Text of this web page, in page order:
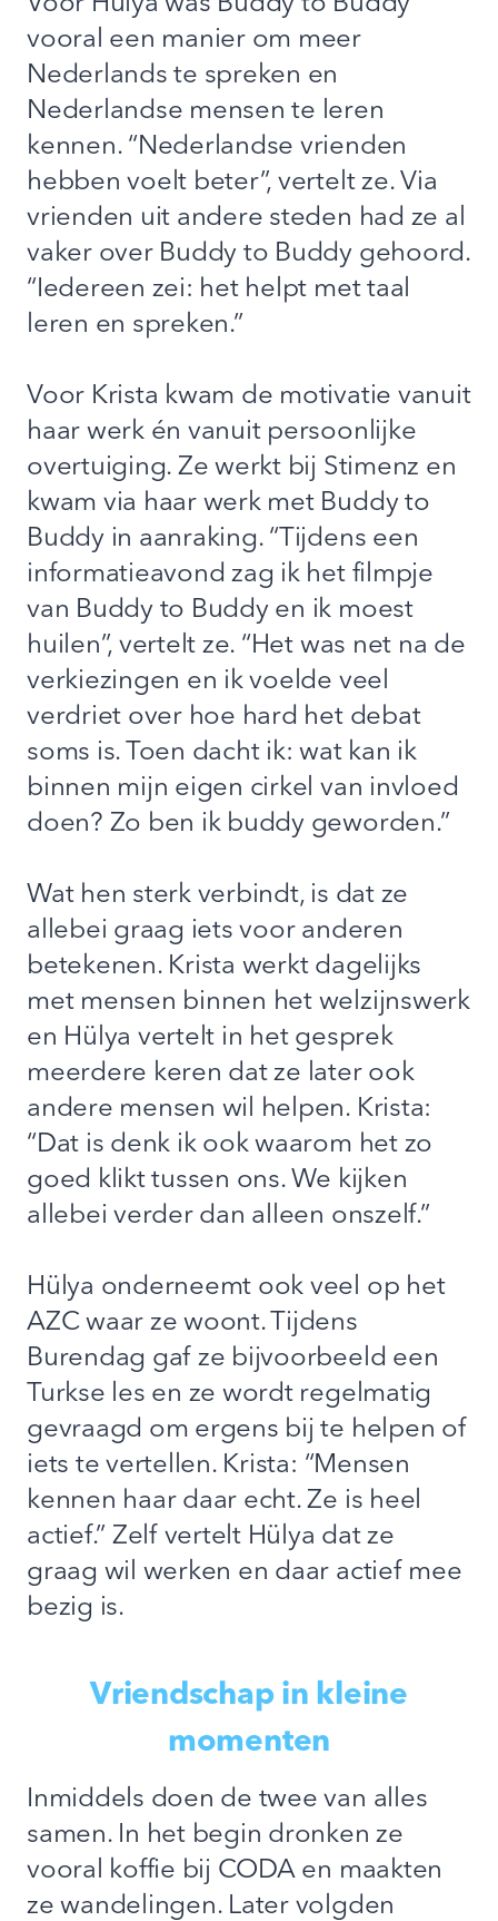
vooral een manier om meer
Nederlands te spreken en
Nederlandse mensen te leren
kennen. “Nederlandse vrienden
hebben voelt beter”, vertelt ze. Via
vrienden uit andere steden had ze al
vaker over Buddy to Buddy gehoord.
“Iedereen zei: het helpt met taal
leren en spreken.”
Voor Krista kwam de motivatie vanuit
haar werk én vanuit persoonlijke
overtuiging. Ze werkt bij Stimenz en
kwam via haar werk met Buddy to
Buddy in aanraking. “Tijdens een
informatieavond zag ik het filmpje
van Buddy to Buddy en ik moest
huilen”, vertelt ze. “Het was net na de
verkiezingen en ik voelde veel
verdriet over hoe hard het debat
soms is. Toen dacht ik: wat kan ik
binnen mijn eigen cirkel van invloed
doen? Zo ben ik buddy geworden.”
Wat hen sterk verbindt, is dat ze
allebei graag iets voor anderen
betekenen. Krista werkt dagelijks
met mensen binnen het welzijnswerk
en Hülya vertelt in het gesprek
meerdere keren dat ze later ook
andere mensen wil helpen. Krista:
“Dat is denk ik ook waarom het zo
goed klikt tussen ons. We kijken
allebei verder dan alleen onszelf.”
Hülya onderneemt ook veel op het
AZC waar ze woont. Tijdens
Burendag gaf ze bijvoorbeeld een
Turkse les en ze wordt regelmatig
gevraagd om ergens bij te helpen of
iets te vertellen. Krista: “Mensen
kennen haar daar echt. Ze is heel
actief.” Zelf vertelt Hülya dat ze
graag wil werken en daar actief mee
bezig is.
Vriendschap in kleine
momenten
Inmiddels doen de twee van alles
samen. In het begin dronken ze
vooral koffie bij CODA en maakten
ze wandelingen. Later volgden